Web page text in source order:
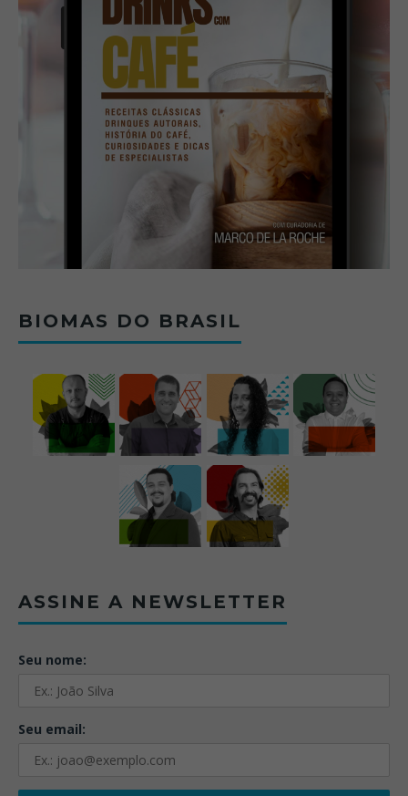
BIOMAS DO BRASIL
ASSINE A NEWSLETTER
Seu nome:
Seu email: